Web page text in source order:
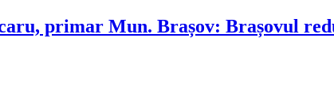
primar Mun. Brașov: Brașovul